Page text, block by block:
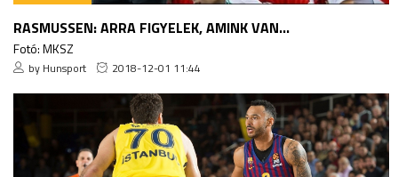
RASMUSSEN: ARRA FIGYELEK, AMINK VAN...
Fotó: MKSZ
by Hunsport 2018-12-01 11:44